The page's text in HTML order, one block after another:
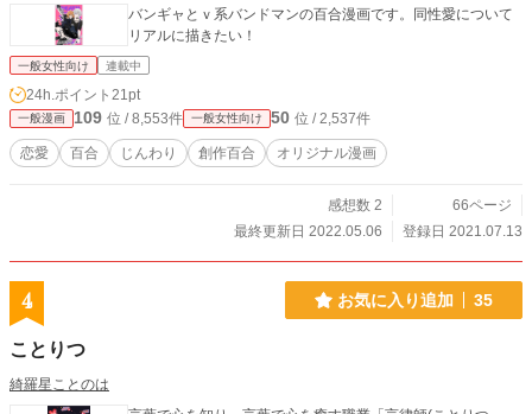
バンギャとｖ系バンドマンの百合漫画です。同性愛について
リアルに描きたい！
一般女性向け 連載中
24h.ポイント 21pt
一般漫画 109 位 / 8,553件 一般女性向け 50 位 / 2,537件
恋愛 百合 じんわり 創作百合 オリジナル漫画
感想数 2
66ページ
最終更新日 2022.05.06
登録日 2021.07.13
4 お気に入り追加 35
ことりつ
綺羅星ことのは